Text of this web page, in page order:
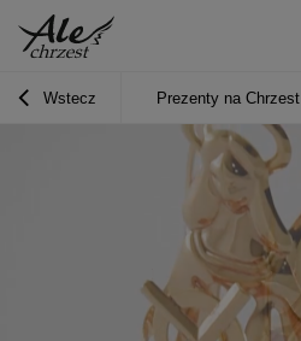
Wstecz Prezenty na Chrzest